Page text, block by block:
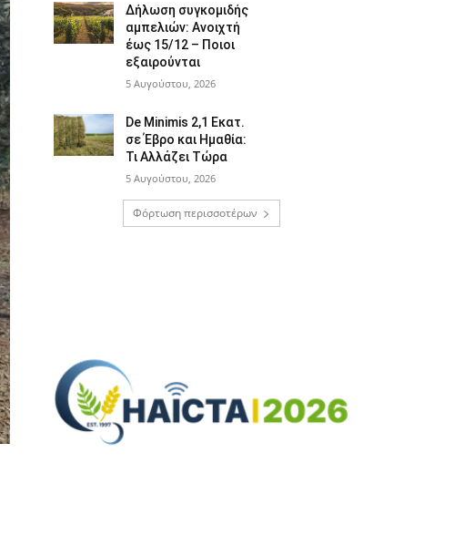
Δήλωση συγκομιδής
αμπελιών: Ανοιχτή
έως 15/12 – Ποιοι
εξαιρούνται
5 Αυγούστου, 2026
De Minimis 2,1 Εκατ.
σε Έβρο και Ημαθία:
Τι Αλλάζει Τώρα
5 Αυγούστου, 2026
Φόρτωση περισσοτέρων